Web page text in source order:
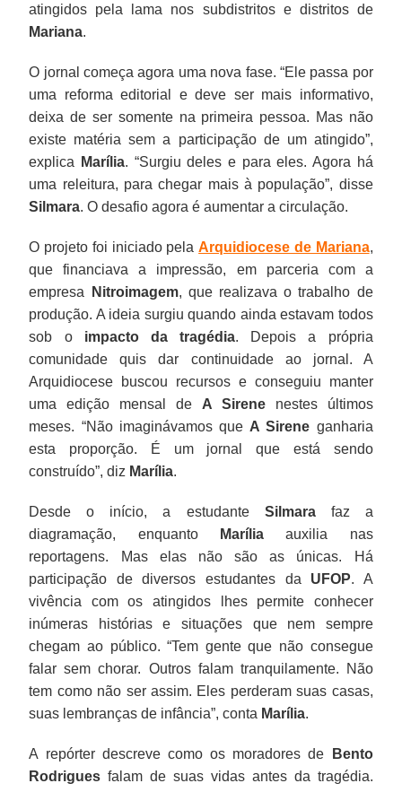
atingidos pela lama nos subdistritos e distritos de
Mariana.
O jornal começa agora uma nova fase. “Ele passa por
uma reforma editorial e deve ser mais informativo,
deixa de ser somente na primeira pessoa. Mas não
existe matéria sem a participação de um atingido”,
explica
Marília. “Surgiu deles e para eles. Agora há
uma releitura, para chegar mais à população”, disse
Silmara. O desafio agora é aumentar a circulação.
O projeto foi iniciado pelaArquidiocese de Mariana,
que financiava a impressão, em parceria com a
empresa
Nitroimagem, que realizava o trabalho de
produção. A ideia surgiu quando ainda estavam todos
sob o impacto da tragédia. Depois a própria
comunidade quis dar continuidade ao jornal. A
Arquidiocese buscou recursos e conseguiu manter
uma edição mensal de A Sirenenestes últimos
meses. “Não imaginávamos que A Sirene ganharia
esta proporção. É um jornal que está sendo
construído”, diz Marília.
Desde o início, a estudante Silmarafaz a
diagramação, enquanto
Marília auxilia nas
reportagens. Mas elas não são as únicas. Há
participação de diversos estudantes da UFOP. A
vivência com os atingidos lhes permite conhecer
inúmeras histórias e situações que nem sempre
chegam ao público. “Tem gente que não consegue
falar sem chorar. Outros falam tranquilamente. Não
tem como não ser assim. Eles perderam suas casas,
suas lembranças de infância”, conta Marília.
A repórter descreve como os moradores de Bento
Rodrigues falam de suas vidas antes da tragédia.